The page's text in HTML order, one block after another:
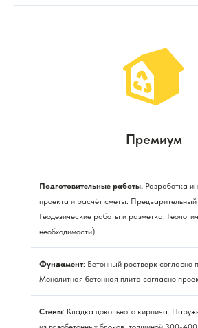
Премиум
Подготовительные работы: Разработка
проекта и расчёт сметы. Предварительный
Геодезические работы и разметка.
необходимости).
Фундамент: Бетонный ростверк согласно
Монолитная бетонная плита согласно
Стены: Кладка цокольного кирпича.